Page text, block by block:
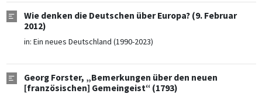
Wie denken die Deutschen über Europa? (9. Februar
2012)
in: Ein neues Deutschland (1990-2023)
Georg Forster, „Bemerkungen über den neuen
[französischen] Gemeingeist“ (1793)